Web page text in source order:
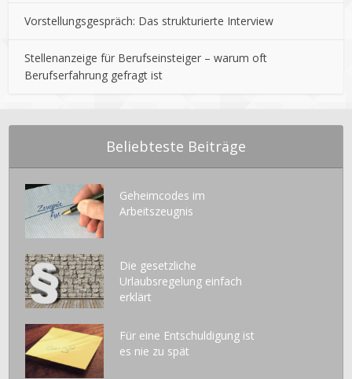
Vorstellungsgespräch: Das strukturierte Interview
Stellenanzeige für Berufseinsteiger – warum oft
Berufserfahrung gefragt ist
Beliebteste Beiträge
Geheimcodes im
Arbeitszeugnis
Die gesetzliche
Urlaubsregelung einfach
erklärt
Für eine Entschuldigung ist
es nie zu spät